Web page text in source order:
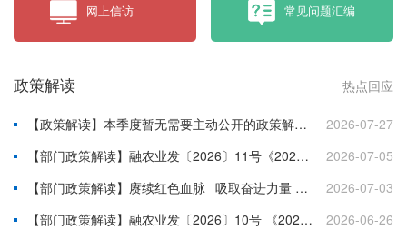
网上信访 常见问题汇编
政策解读 热点回应
【政策解读】本季度暂无需要主动公开的政策解读文件
2026-07-27
【部门政策解读】融农业发〔2026〕11号《2026年融水苗族自治县双季稻轮作补贴项目实施方案的通知》政策解读
2026-07-05
【部门政策解读】赓续红色血脉 吸取奋进力量 ——融水人大机关党总支部开展主题党日活动
2026-07-03
【部门政策解读】融农业发〔2026〕10号 《2026年粮食生产激励资金项目实施方案的通知》政策解读
2026-06-26